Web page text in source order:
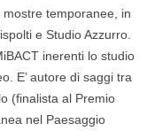
temporanee, in
e Studio Azzurro.
inerenti lo studio
E’ autore di saggi tra
(finalista al Premio
nel Paesaggio